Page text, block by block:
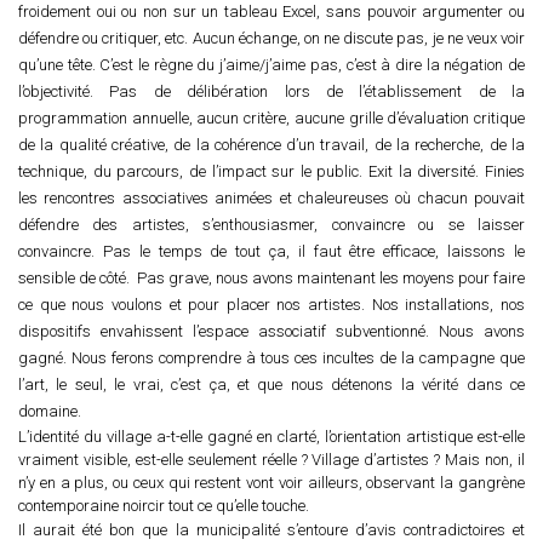
froidement oui ou non sur un tableau Excel, sans pouvoir argumenter ou
défendre ou critiquer, etc. Aucun échange, on ne discute pas, je ne veux voir
qu’une tête. C’est le règne du j’aime/j’aime pas, c’est à dire la négation de
l’objectivité. Pas de délibération lors de l’établissement de la
programmation annuelle, aucun critère, aucune grille d’évaluation critique
de la qualité créative, de la cohérence d’un travail, de la recherche, de la
technique, du parcours, de l’impact sur le public. Exit la diversité. Finies
les rencontres associatives animées et chaleureuses où chacun pouvait
défendre des artistes, s’enthousiasmer, convaincre ou se laisser
convaincre. Pas le temps de tout ça, il faut être efficace, laissons le
sensible de côté. Pas grave, nous avons maintenant les moyens pour faire
ce que nous voulons et pour placer nos artistes. Nos installations, nos
dispositifs envahissent l’espace associatif subventionné. Nous avons
gagné. Nous ferons comprendre à tous ces incultes de la campagne que
l’art, le seul, le vrai, c’est ça, et que nous détenons la vérité dans ce
domaine.
L’identité du village a-t-elle gagné en clarté, l’orientation artistique est-elle
vraiment visible, est-elle seulement réelle ? Village d’artistes ? Mais non, il
n’y en a plus, ou ceux qui restent vont voir ailleurs, observant la gangrène
contemporaine noircir tout ce qu’elle touche.
Il aurait été bon que la municipalité s’entoure d’avis contradictoires et